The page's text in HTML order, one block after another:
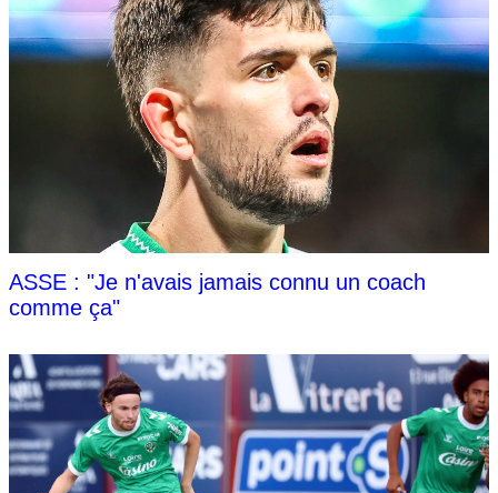
ASSE : "Je n'avais jamais connu un coach
comme ça"